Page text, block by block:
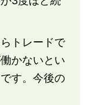
トレードで
かないとい
す。今後の